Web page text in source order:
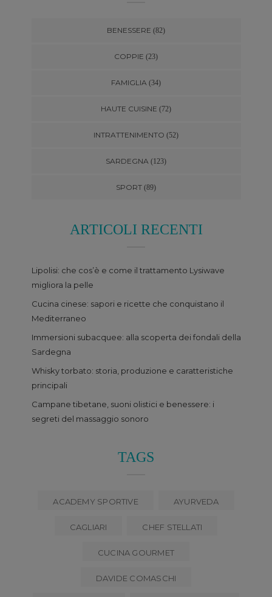
BENESSERE (82)
COPPIE (23)
FAMIGLIA (34)
HAUTE CUISINE (72)
INTRATTENIMENTO (52)
SARDEGNA (123)
SPORT (89)
ARTICOLI RECENTI
Lipolisi: che cos’è e come il trattamento Lysiwave
migliora la pelle
Cucina cinese: sapori e ricette che conquistano il
Mediterraneo
Immersioni subacquee: alla scoperta dei fondali della
Sardegna
Whisky torbato: storia, produzione e caratteristiche
principali
Campane tibetane, suoni olistici e benessere: i
segreti del massaggio sonoro
TAGS
ACADEMY SPORTIVE AYURVEDA
CAGLIARI CHEF STELLATI
CUCINA GOURMET
DAVIDE COMASCHI